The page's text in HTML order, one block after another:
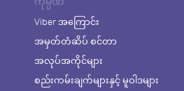
Viber အကြောင်း
အမှတ်တံဆိပ် စင်တာ
အလုပ်အကိုင်များ
စည်းကမ်းချက်များနှင့် မူဝါဒများ